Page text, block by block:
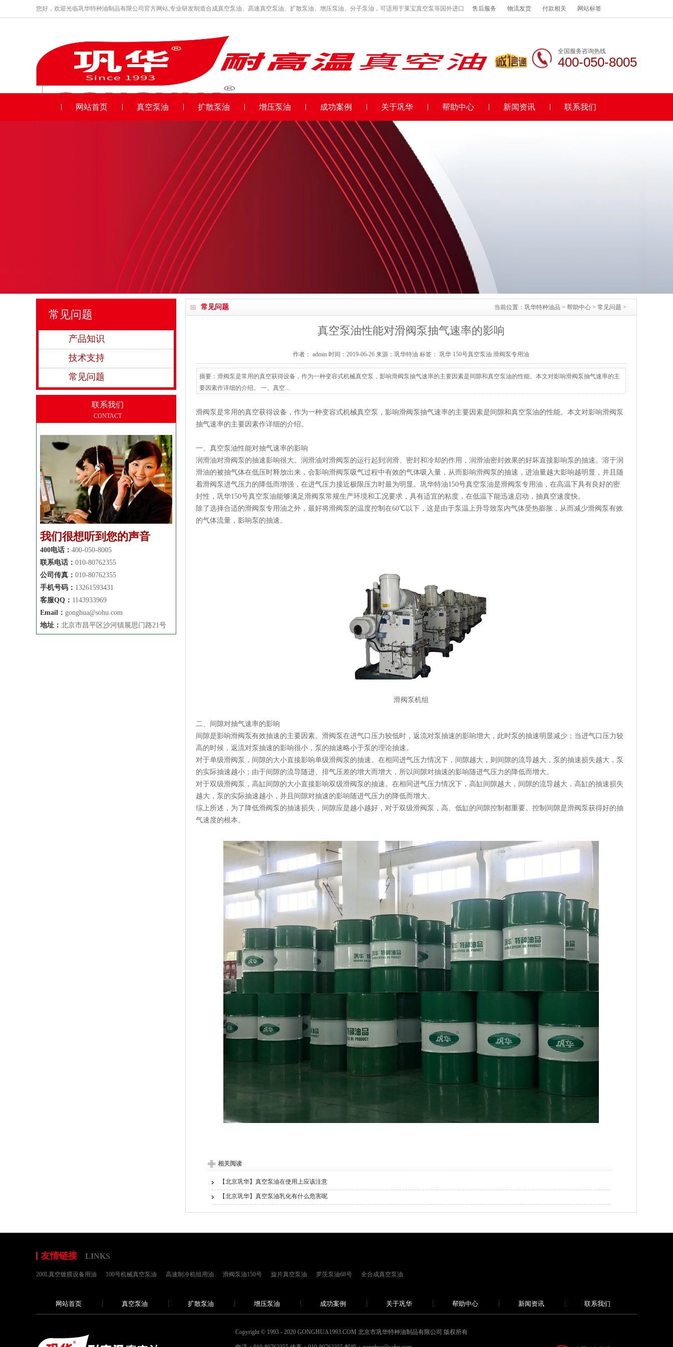
您好，欢迎光临巩华特种油制品有限公司官方网站,专业研发制造合成真空泵油、高速真空泵油、扩散泵油、增压泵油、分子泵油，可适用于莱宝真空泵等国外进口 售后服务 物流发货 付款相关 网站标签
全国服务咨询热线
400-050-8005
网站首页 真空泵油 扩散泵油 增压泵油 成功案例 关于巩华 帮助中心 新闻资讯 联系我们
常见问题 当前位置： 巩华特种油品 > 帮助中心 > 常见问题 >
真空泵油性能对滑阀泵抽气速率的影响
作者： admin 时间：2019-06-26 来源：巩华特油 标签： 巩华 150号真空泵油 滑阀泵专用油
摘要：滑阀泵是常用的真空获得设备，作为一种变容式机械真空泵，影响滑阀泵抽气速率的主要因素是间隙和真空泵油的性能。本文对影响滑阀泵抽气速率的主
要因素作详细的介绍。 一、真空...
滑阀泵是常用的真空获得设备，作为一种变容式机械真空泵，影响滑阀泵抽气速率的主要因素是间隙和真空泵油的性能。本文对影响滑阀泵
抽气速率的主要因素作详细的介绍。
一、真空泵油性能对抽气速率的影响
润滑油对滑阀泵的抽速影响很大。润滑油对滑阀泵的运行起到润滑、密封和冷却的作用，润滑油密封效果的好坏直接影响泵的抽速。溶于润
滑油的被抽气体在低压时释放出来，会影响滑阀泵吸气过程中有效的气体吸入量，从而影响滑阀泵的抽速，进油量越大影响越明显，并且随
着滑阀泵进气压力的降低而增强，在进气压力接近极限压力时最为明显。巩华特油150号真空泵油是滑阀泵专用油，在高温下具有良好的密
封性， 巩华150号真空泵油能够满足滑阀泵常规生产环境和工况要求，具有适宜的粘度，在低温下能迅速启动，抽真空速度快。
除了选择合适的滑阀泵专用油之外，最好将滑阀泵的温度控制在60℃以下，这是由于泵温上升导致泵内气体受热膨胀，从而减少滑阀泵有效
的气体流量，影响泵的抽速。
滑阀泵机组
二、间隙对抽气速率的影响
间隙是影响滑阀泵有效抽速的主要因素。滑阀泵在进气口压力较低时，返流对泵抽速的影响增大，此时泵的抽速明显减少；当进气口压力较
高的时候，返流对泵抽速的影响很小，泵的抽速略小于泵的理论抽速。
对于单级滑阀泵，间隙的大小直接影响单级滑阀泵的抽速。在相同进气压力情况下，间隙越大，则间隙的流导越大，泵的抽速损失越大，泵
的实际抽速越小；由于间隙的流导随进、排气压差的增大而增大，所以间隙对抽速的影响随进气压力的降低而增大。
对于双级滑阀泵，高缸间隙的大小直接影响双级滑阀泵的抽速。在相同进气压力情况下，高缸间隙越大，间隙的流导越大，高缸的抽速损失
越大，泵的实际抽速越小，并且间隙对抽速的影响随进气压力的降低而增大。
综上所述，为了降低滑阀泵的抽速损失，间隙应是越小越好，对于双级滑阀泵，高、低缸的间隙控制都重要。控制间隙是滑阀泵获得好的抽
气速度的根本。
相关阅读
【北京巩华】真空泵油在使用上应该注意
【北京巩华】真空泵油乳化有什么危害呢
常见问题
产品知识
技术支持
常见问题
联系我们
CONTACT
我们很想听到您的声音
400电话： 400-050-8005
联系电话： 010-80762355
公司传真： 010-80762355
手机号码： 13261593431
客服QQ： 1143933969
Email： gonghua@sohu.com
地址： 北京市昌平区沙河镇展思门路21号
友情链接 LINKS
200L真空镀膜设备用油 100号机械真空泵油 高速制冷机组用油 滑阀泵油150号 旋片真空泵油 罗茨泵油68号 全合成真空泵油
网站首页 真空泵油 扩散泵油 增压泵油 成功案例 关于巩华 帮助中心 新闻资讯 联系我们
Copyright © 1993 - 2020 GONGHUA1993.COM 北京市巩华特种油制品有限公司 版权所有